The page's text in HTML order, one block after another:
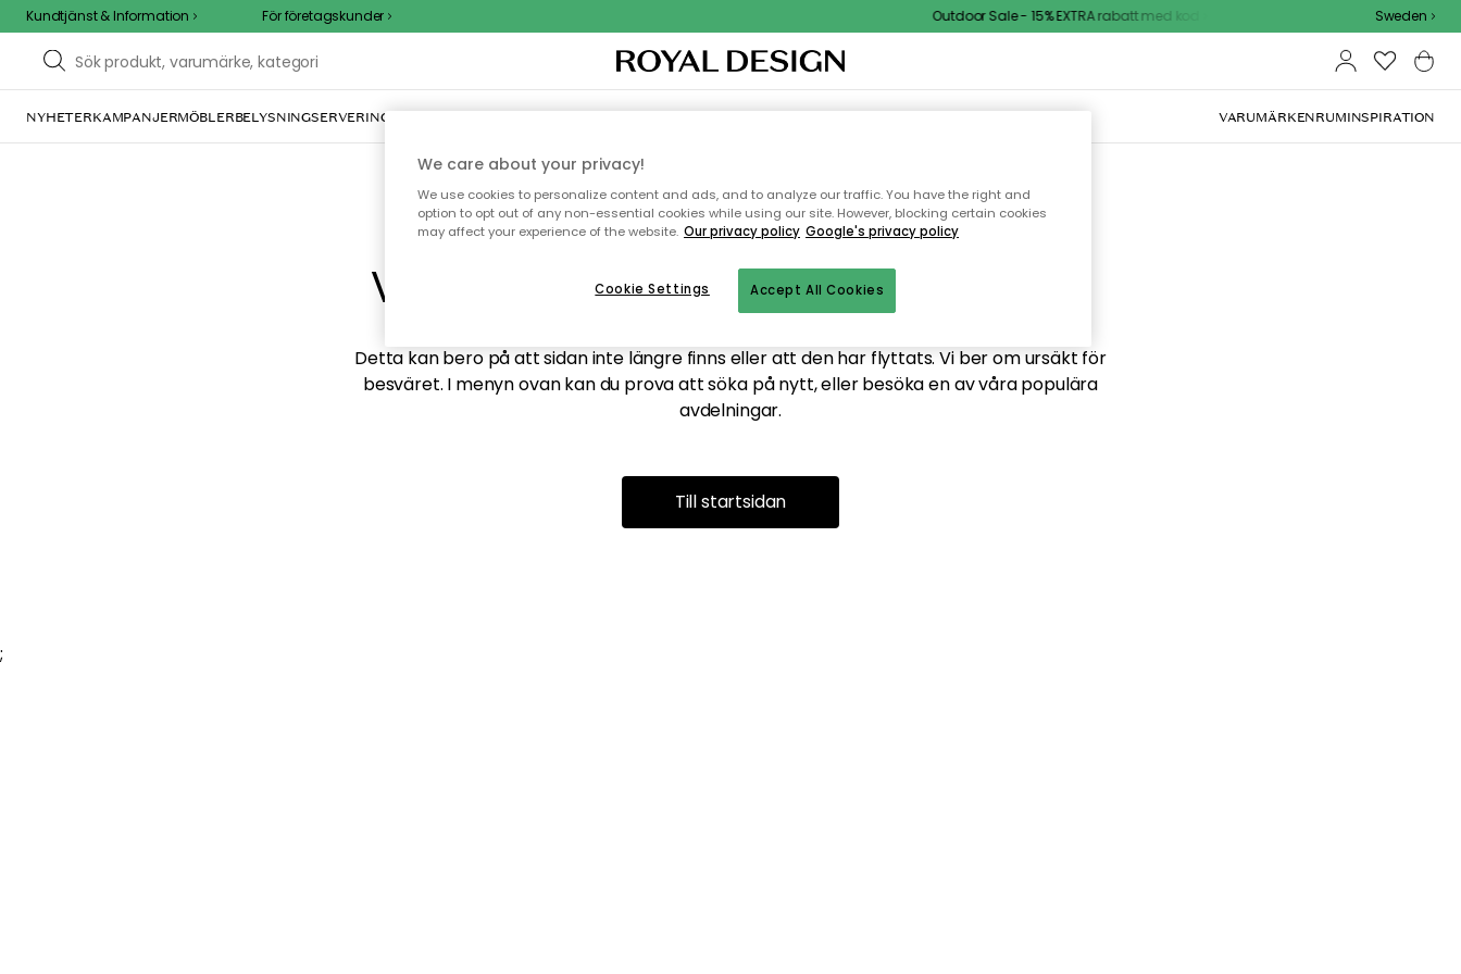
Kundtjänst & Information För företagskunder Outdoor Sale - 15% EXTRA rabatt med kod Sweden
NYHETERKAMPANJERMÖBLERBELYSNINGSERVERING INREDNINGTEXTIL & MATTORKÖKETFÖRVARINGUTEMÖBLER VARUMÄRKENRUMINSPIRATION
Vi hittar tyvärr inte sidan du söker
Detta kan bero på att sidan inte längre finns eller att den har flyttats. Vi ber om ursäkt för
besväret. I menyn ovan kan du prova att söka på nytt, eller besöka en av våra populära
avdelningar.
Till startsidan
;
We care about your privacy!
We use cookies to personalize content and ads, and to analyze our traffic. You have the right and
option to opt out of any non-essential cookies while using our site. However, blocking certain cookies
may affect your experience of the website. Our privacy policy Google's privacy policy
Accept All Cookies
Cookie Settings